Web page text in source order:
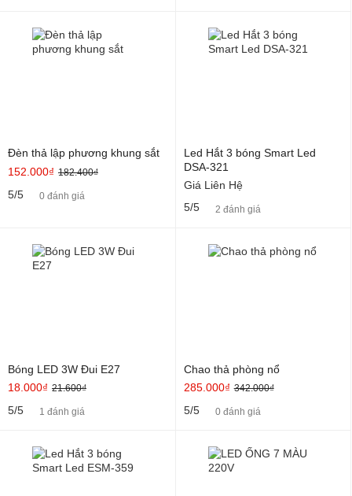
Đèn thả lập phương khung sắt
152.000₫ 182.400₫
5/5 0 đánh giá
Led Hắt 3 bóng Smart Led
DSA-321
Giá Liên Hệ
5/5
2 đánh giá
Bóng LED 3W Đui E27
18.000₫ 21.600₫
5/5 1 đánh giá
Chao thả phòng nổ
285.000₫ 342.000₫
5/5 0 đánh giá